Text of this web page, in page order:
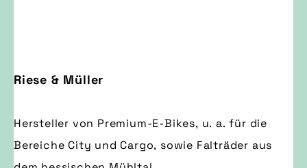
Riese & Müller
Hersteller von Premium-E-Bikes, u. a. für die
Bereiche City und Cargo, sowie Falträder aus